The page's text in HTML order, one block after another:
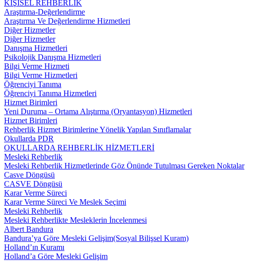
KİŞİSEL REHBERLİK
Araştırma-Değerlendirme
Araştırma Ve Değerlendirme Hizmetleri
Diğer Hizmetler
Diğer Hizmetler
Danışma Hizmetleri
Psikolojik Danışma Hizmetleri
Bilgi Verme Hizmeti
Bilgi Verme Hizmetleri
Öğrenciyi Tanıma
Öğrenciyi Tanıma Hizmetleri
Hizmet Birimleri
Yeni Duruma – Ortama Alıştırma (Oryantasyon) Hizmetleri
Hizmet Birimleri
Rehberlik Hizmet Birimlerine Yönelik Yapılan Sınıflamalar
Okullarda PDR
OKULLARDA REHBERLİK HİZMETLERİ
Mesleki Rehberlik
Mesleki Rehberlik Hizmetlerinde Göz Önünde Tutulması Gereken Noktalar
Casve Döngüsü
CASVE Döngüsü
Karar Verme Süreci
Karar Verme Süreci Ve Meslek Seçimi
Mesleki Rehberlik
Mesleki Rehberlikte Mesleklerin İncelenmesi
Albert Bandura
Bandura’ya Göre Mesleki Gelişim(Sosyal Bilişsel Kuram)
Holland’ın Kuramı
Holland’a Göre Mesleki Gelişim